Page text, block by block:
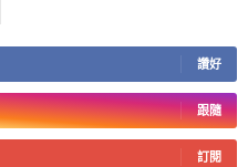
讚好
跟隨
訂閱